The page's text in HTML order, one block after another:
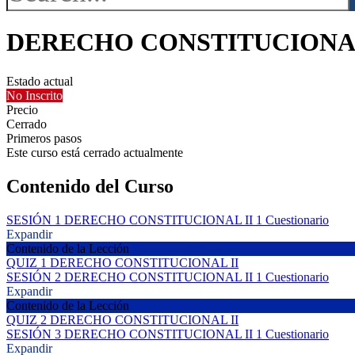
DERECHO
Estado actual
No Inscrito
Precio
Cerrado
Primeros pasos
Este curso está cerrado actualmente
Contenido del Curso
SESIÓN 1 DERECHO CONSTITUCIONAL II 1 Cuestionario
Expandir
Contenido de la Lección
QUIZ 1 DERECHO CONSTITUCIONAL II
SESIÓN 2 DERECHO CONSTITUCIONAL II 1 Cuestionario
Expandir
Contenido de la Lección
QUIZ 2 DERECHO CONSTITUCIONAL II
SESIÓN 3 DERECHO CONSTITUCIONAL II 1 Cuestionario
Expandir